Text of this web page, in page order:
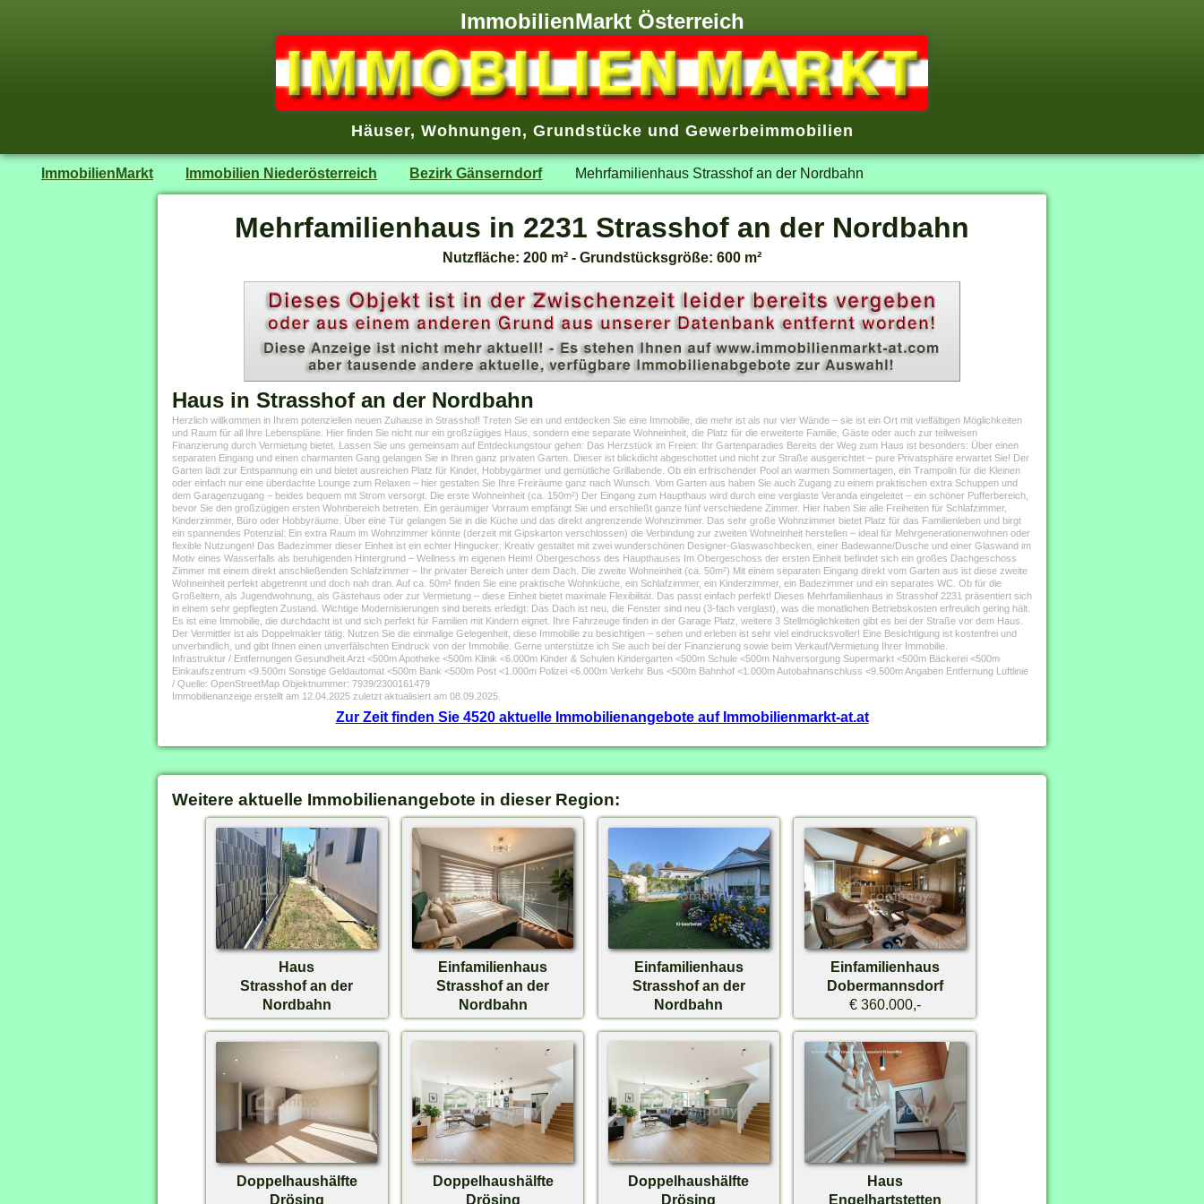
ImmobilienMarkt Österreich
Häuser, Wohnungen, Grundstücke und Gewerbeimmobilien
ImmobilienMarkt Immobilien Niederösterreich Bezirk Gänserndorf Mehrfamilienhaus Strasshof an der Nordbahn
Mehrfamilienhaus in 2231 Strasshof an der Nordbahn
Nutzfläche: 200 m² - Grundstücksgröße: 600 m²
Haus in Strasshof an der Nordbahn
Herzlich willkommen in Ihrem potenziellen neuen Zuhause in Strasshof! Treten Sie ein und entdecken Sie eine Immobilie, die mehr ist als nur vier Wände – sie ist ein Ort mit vielfältigen Möglichkeiten
und Raum für all Ihre Lebenspläne. Hier finden Sie nicht nur ein großzügiges Haus, sondern eine separate Wohneinheit, die Platz für die erweiterte Familie, Gäste oder auch zur teilweisen
Finanzierung durch Vermietung bietet. Lassen Sie uns gemeinsam auf Entdeckungstour gehen: Das Herzstück im Freien: Ihr Gartenparadies Bereits der Weg zum Haus ist besonders: Über einen
separaten Eingang und einen charmanten Gang gelangen Sie in Ihren ganz privaten Garten. Dieser ist blickdicht abgeschottet und nicht zur Straße ausgerichtet – pure Privatsphäre erwartet Sie! Der
Garten lädt zur Entspannung ein und bietet ausreichen Platz für Kinder, Hobbygärtner und gemütliche Grillabende. Ob ein erfrischender Pool an warmen Sommertagen, ein Trampolin für die Kleinen
oder einfach nur eine überdachte Lounge zum Relaxen – hier gestalten Sie Ihre Freiräume ganz nach Wunsch. Vom Garten aus haben Sie auch Zugang zu einem praktischen extra Schuppen und
dem Garagenzugang – beides bequem mit Strom versorgt. Die erste Wohneinheit (ca. 150m²) Der Eingang zum Haupthaus wird durch eine verglaste Veranda eingeleitet – ein schöner Pufferbereich,
bevor Sie den großzügigen ersten Wohnbereich betreten. Ein geräumiger Vorraum empfängt Sie und erschließt ganze fünf verschiedene Zimmer. Hier haben Sie alle Freiheiten für Schlafzimmer,
Kinderzimmer, Büro oder Hobbyräume. Über eine Tür gelangen Sie in die Küche und das direkt angrenzende Wohnzimmer. Das sehr große Wohnzimmer bietet Platz für das Familienleben und birgt
ein spannendes Potenzial: Ein extra Raum im Wohnzimmer könnte (derzeit mit Gipskarton verschlossen) die Verbindung zur zweiten Wohneinheit herstellen – ideal für Mehrgenerationenwohnen oder
flexible Nutzungen! Das Badezimmer dieser Einheit ist ein echter Hingucker: Kreativ gestaltet mit zwei wunderschönen Designer-Glaswaschbecken, einer Badewanne/Dusche und einer Glaswand im
Motiv eines Wasserfalls als beruhigenden Hintergrund – Wellness im eigenen Heim! Obergeschoss des Haupthauses Im Obergeschoss der ersten Einheit befindet sich ein großes Dachgeschoss
Zimmer mit einem direkt anschließenden Schlafzimmer – Ihr privater Bereich unter dem Dach. Die zweite Wohneinheit (ca. 50m²) Mit einem separaten Eingang direkt vom Garten aus ist diese zweite
Wohneinheit perfekt abgetrennt und doch nah dran. Auf ca. 50m² finden Sie eine praktische Wohnküche, ein Schlafzimmer, ein Kinderzimmer, ein Badezimmer und ein separates WC. Ob für die
Großeltern, als Jugendwohnung, als Gästehaus oder zur Vermietung – diese Einheit bietet maximale Flexibilität. Das passt einfach perfekt! Dieses Mehrfamilienhaus in Strasshof 2231 präsentiert sich
in einem sehr gepflegten Zustand. Wichtige Modernisierungen sind bereits erledigt: Das Dach ist neu, die Fenster sind neu (3-fach verglast), was die monatlichen Betriebskosten erfreulich gering hält.
Es ist eine Immobilie, die durchdacht ist und sich perfekt für Familien mit Kindern eignet. Ihre Fahrzeuge finden in der Garage Platz, weitere 3 Stellmöglichkeiten gibt es bei der Straße vor dem Haus.
Der Vermittler ist als Doppelmakler tätig. Nutzen Sie die einmalige Gelegenheit, diese Immobilie zu besichtigen – sehen und erleben ist sehr viel eindrucksvoller! Eine Besichtigung ist kostenfrei und
unverbindlich, und gibt Ihnen einen unverfälschten Eindruck von der Immobilie. Gerne unterstütze ich Sie auch bei der Finanzierung sowie beim Verkauf/Vermietung Ihrer Immobilie.
Infrastruktur / Entfernungen Gesundheit Arzt <500m Apotheke <500m Klinik <6.000m Kinder & Schulen Kindergarten <500m Schule <500m Nahversorgung Supermarkt <500m Bäckerei <500m
Einkaufszentrum <9.500m Sonstige Geldautomat <500m Bank <500m Post <1.000m Polizei <6.000m Verkehr Bus <500m Bahnhof <1.000m Autobahnanschluss <9.500m Angaben Entfernung Luftlinie
/ Quelle: OpenStreetMap Objektnummer: 7939/2300161479
Immobilienanzeige erstellt am 12.04.2025 zuletzt aktualisiert am 08.09.2025.
Zur Zeit finden Sie 4520 aktuelle Immobilienangebote auf Immobilienmarkt-at.at
Weitere aktuelle Immobilienangebote in dieser Region:
Haus
Strasshof an der
Nordbahn
€ 400.000,-
Einfamilienhaus
Strasshof an der
Nordbahn
€ 550.000,-
Einfamilienhaus
Strasshof an der
Nordbahn
€ 497.000,-
Einfamilienhaus
Dobermannsdorf
€ 360.000,-
Doppelhaushälfte
Drösing
Doppelhaushälfte
Drösing
Doppelhaushälfte
Drösing
Haus
Engelhartstetten